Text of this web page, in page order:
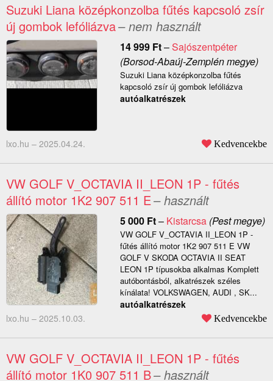
Suzuki Liana középkonzolba fűtés kapcsoló zsír
új gombok lefóliázva– nem használt
14 999 Ft–Sajószentpéter
(Borsod-Abaúj-Zemplén megye)
Suzuki Liana középkonzolba fűtés
kapcsoló zsír új gombok lefóliázva
autóalkatrészek
lxo.hu – 2025.04.24. Kedvencekbe
VW GOLF V_OCTAVIA II_LEON 1P - fűtés
állító motor 1K2 907 511 E– használt
5 000 Ft– Kistarcsa(Pest megye)
VW GOLF V_OCTAVIA II_LEON 1P -
fűtés állító motor 1K2 907 511 E VW
GOLF V SKODA OCTAVIA II SEAT
LEON 1P típusokba alkalmas Komplett
autóbontásból, alkatrészek széles
kínálata! VOLKSWAGEN, AUDI , SK...
autóalkatrészek
lxo.hu – 2025.10.03. Kedvencekbe
VW GOLF V_OCTAVIA II_LEON 1P - fűtés
állító motor 1K0 907 511 B– használt